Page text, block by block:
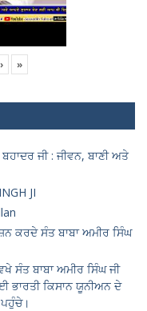
› »
ਜੀ : ਜੀਵਨ, ਬਾਣੀ ਅਤੇ
JI
ਕਰਦੇ ਸੰਤ ਬਾਬਾ ਅਮੀਰ ਸਿੰਘ
ਸੰਤ ਬਾਬਾ ਅਮੀਰ ਸਿੰਘ ਜੀ
ਭਾਰਤੀ ਕਿਸਾਨ ਯੂਨੀਅਨ ਦੇ